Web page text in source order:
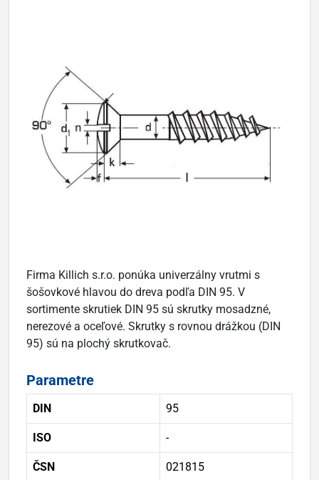
Firma Killich s.r.o. ponúka univerzálny vrutmi s
šošovkové hlavou do dreva podľa DIN 95. V
sortimente skrutiek DIN 95 sú skrutky mosadzné,
nerezové a oceľové. Skrutky s rovnou drážkou (DIN
95) sú na plochý skrutkovač.
Parametre
DIN 95
ISO -
ČSN 021815